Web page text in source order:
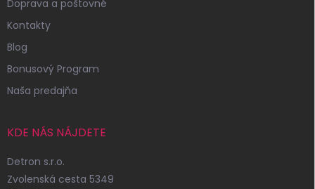
Doprava a poštovné
Kontakty
Blog
Bonusový Program
Naša predajňa
KDE NÁS NÁJDETE
Detron s.r.o.
Zvolenská cesta 5349